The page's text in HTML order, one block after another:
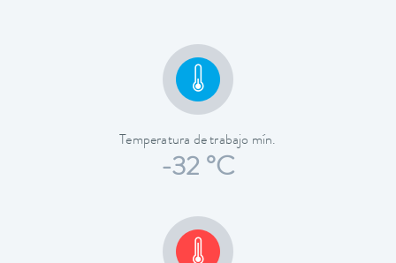
Temperatura de trabajo mín.
-32 °C